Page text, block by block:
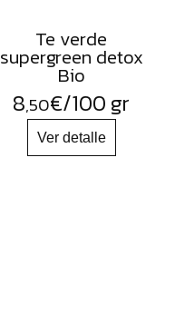
Te verde
supergreen detox
Bio
8,50€/100 gr